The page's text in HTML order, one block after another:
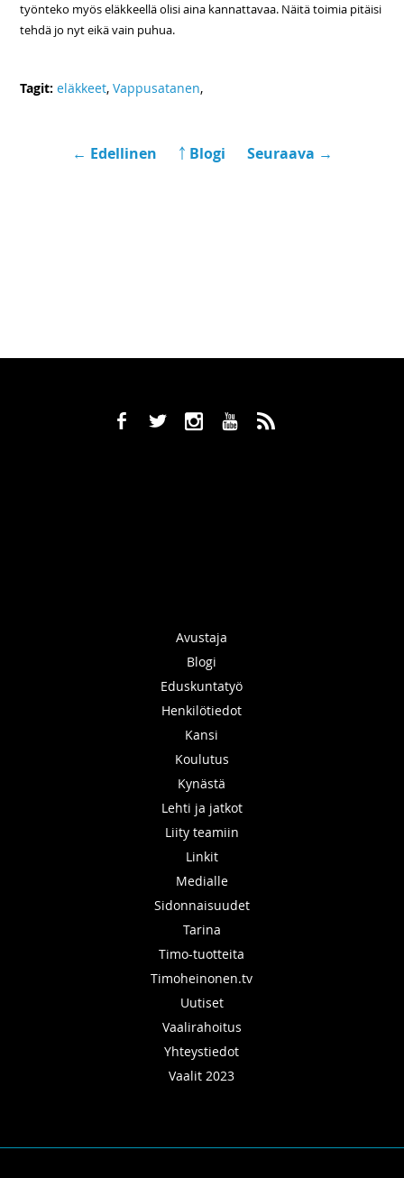
työnteko myös eläkkeellä olisi aina kannattavaa. Näitä toimia pitäisi
tehdä jo nyt eikä vain puhua.
Tagit:eläkkeet,Vappusatanen,
← Edellinen ￪ Blogi Seuraava →
b a x r ,
Avustaja
Blogi
Eduskuntatyö
Henkilötiedot
Kansi
Koulutus
Kynästä
Lehti ja jatkot
Liity teamiin
Linkit
Medialle
Sidonnaisuudet
Tarina
Timo-tuotteita
Timoheinonen.tv
Uutiset
Vaalirahoitus
Yhteystiedot
Vaalit 2023